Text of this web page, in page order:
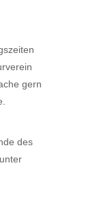
gern
des